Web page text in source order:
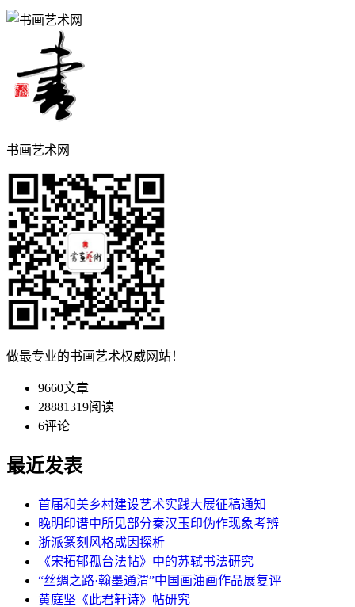
书画艺术网
做最专业的书画艺术权威网站！
9660文章
28881319阅读
6评论
最近发表
首届和美乡村建设艺术实践大展征稿通知
晚明印谱中所见部分秦汉玉印伪作现象考辨
浙派篆刻风格成因探析
《宋拓郁孤台法帖》中的苏轼书法研究
“丝绸之路·翰墨通渭”中国画油画作品展复评
黄庭坚《此君轩诗》帖研究